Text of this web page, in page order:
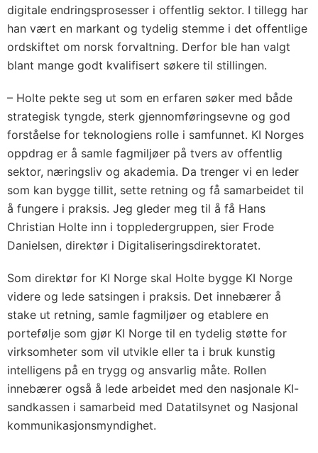
digitale endringsprosesser i offentlig sektor. I tillegg har
han vært en markant og tydelig stemme i det offentlige
ordskiftet om norsk forvaltning. Derfor ble han valgt
blant mange godt kvalifisert søkere til stillingen.
– Holte pekte seg ut som en erfaren søker med både
strategisk tyngde, sterk gjennomføringsevne og god
forståelse for teknologiens rolle i samfunnet. KI Norges
oppdrag er å samle fagmiljøer på tvers av offentlig
sektor, næringsliv og akademia. Da trenger vi en leder
som kan bygge tillit, sette retning og få samarbeidet til
å fungere i praksis. Jeg gleder meg til å få Hans
Christian Holte inn i toppledergruppen, sier Frode
Danielsen, direktør i Digitaliseringsdirektoratet.
Som direktør for KI Norge skal Holte bygge KI Norge
videre og lede satsingen i praksis. Det innebærer å
stake ut retning, samle fagmiljøer og etablere en
portefølje som gjør KI Norge til en tydelig støtte for
virksomheter som vil utvikle eller ta i bruk kunstig
intelligens på en trygg og ansvarlig måte. Rollen
innebærer også å lede arbeidet med den nasjonale KI-
sandkassen i samarbeid med Datatilsynet og Nasjonal
kommunikasjonsmyndighet.